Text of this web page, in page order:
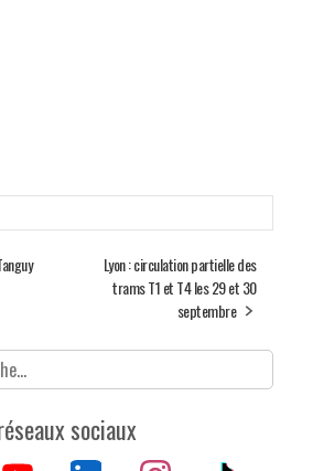
Lyon : circulation partielle des
trams T1 et T4 les 29 et 30
septembre
sociaux